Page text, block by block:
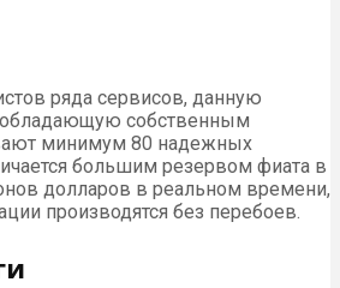
ряда сервисов, данную
обладающую собственным
минимум 80 надежных
большим резервом фиата в
долларов в реальном времени,
производятся без перебоев.